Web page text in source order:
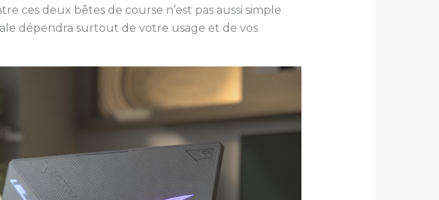
ces deux bêtes de course n’est pas aussi simple
dépendra surtout de votre usage et de vos